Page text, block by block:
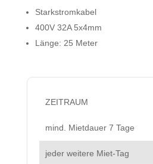
Starkstromkabel
400V 32A 5x4mm
Länge: 25 Meter
ZEITRAUM
mind. Mietdauer 7 Tage
jeder weitere Miet-Tag